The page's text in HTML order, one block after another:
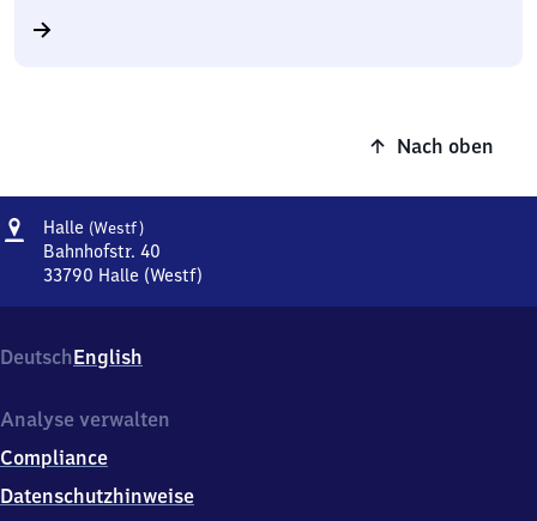
Nach oben
Adresse
Halle (Westf)Halle
(Westfalen)
Bahnhofstr. 40
33790 Halle (Westf)
Bahnhofstr.
40,
3
9
0
DeutschEnglish
Analyse verwalten
Compliance
Datenschutzhinweise